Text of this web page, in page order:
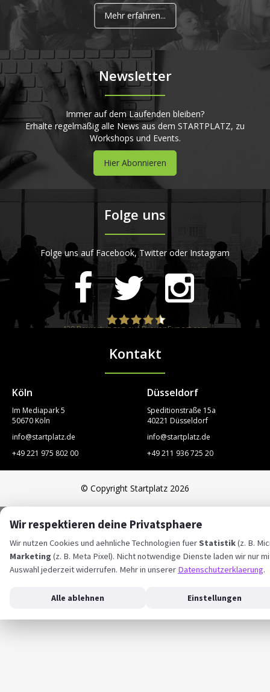
Mehr erfahren...
Newsletter
Immer auf dem Laufenden bleiben?
Erhalte regelmäßig alle News aus dem STARTPLATZ, zu
Workshops und Events.
Hier Abonnieren
Folge uns
Folge uns auf Facebook, Twitter oder Instagram
STARTPLATZ
420Bewertungen auf ProvenExpert.com
Kontakt
Köln
Im Mediapark 5
50670 Köln
info@startplatz.de
+49 221 975 802 00
Düsseldorf
Speditionstraße 15a
40221 Düsseldorf
info@startplatz.de
+49 211 936 725 20
© Copyright Startplatz 2026
Wir respektieren deine Privatsphaere
Wir nutzen Cookies und aehnliche Technologien fuerStatistik(z. B.
Marketing (z. B. Meta Pixel). Nicht notwendige Dienste laden wir nur
Auswahl jederzeit widerrufen. Mehr in unserer Datenschutzerklaerung.
Alle ablehnen Einstellungen